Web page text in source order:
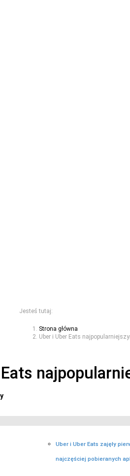
Jesteś tutaj:
Strona główna
Uber i Uber Eats
Uber i Uber Eats zajęły
najczęściej pobieranych